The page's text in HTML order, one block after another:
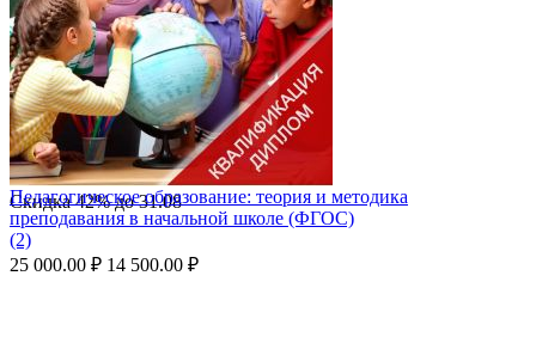
Скидка42%до31.08
Педагогическое образование: теория и методика
преподавания в начальной школе (ФГОС)
(2)
25 000.00 ₽ 14 500.00 ₽